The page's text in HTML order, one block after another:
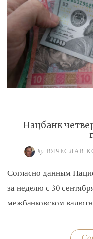
Нацбанк
by ВЯЧЕСЛАВ
Согласно данным
за неделю с 30
межбанковском